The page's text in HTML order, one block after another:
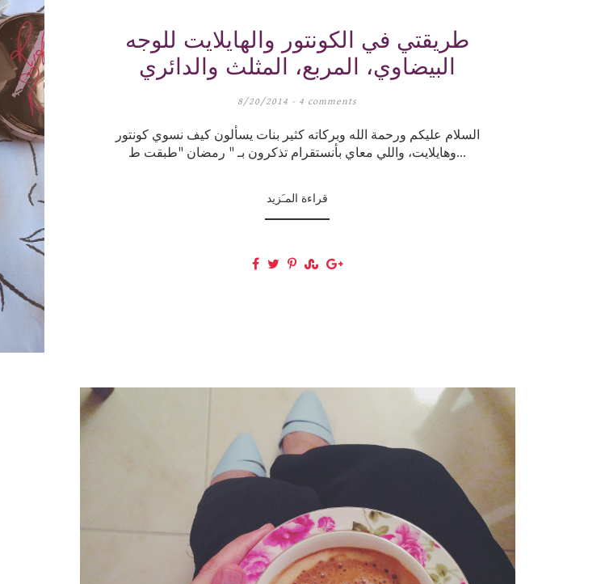
طريقتي في الكونتور والهايلايت للوجه
البيضاوي، المربع، المثلث والدائري
8/20/2014 - 4 comments
السلام عليكم ورحمة الله وبركاته كثير بنات يسألون كيف نسوي كونتور
وهايلايت، واللي معاي بأنستقرام تذكرون بـ " رمضان "طبقت ط...
قراءة المـَزيد